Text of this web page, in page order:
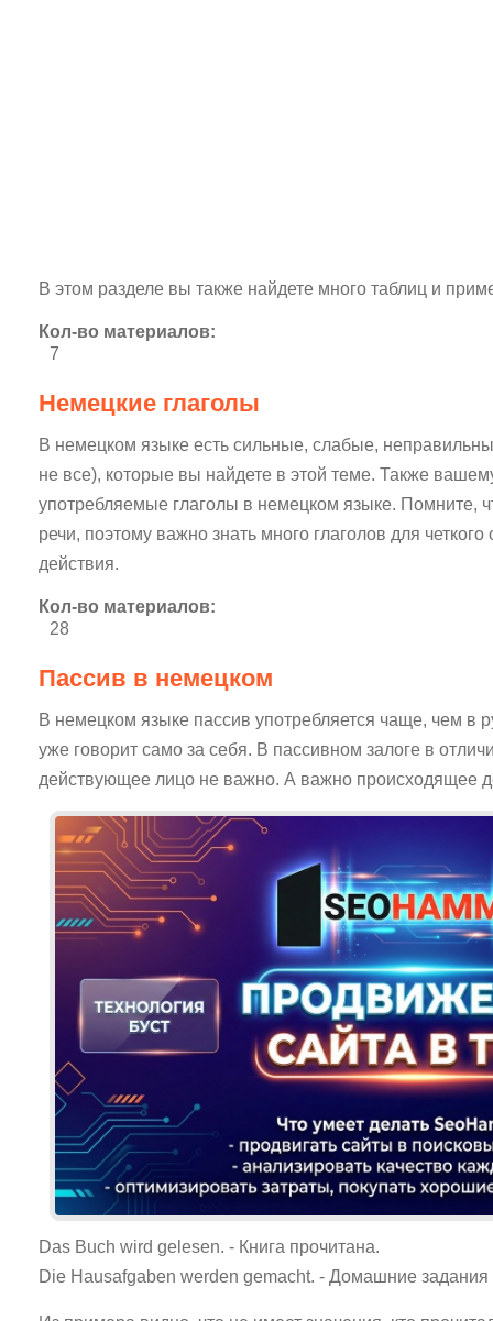
В этом разделе вы также найдете много таблиц и
Кол-во материалов:
7
Немецкие глаголы
В немецком языке есть сильные, слабые,
не все), которые вы найдете в этой теме. Также
употребляемые глаголы в немецком языке. Помните,
речи, поэтому важно знать много глаголов для
действия.
Кол-во материалов:
28
Пассив в немецком
В немецком языке пассив употребляется чаще, чем в
уже говорит само за себя. В пассивном залоге в
действующее лицо не важно. А важно происходящее
Das Buch wird gelesen. - Книга прочитана.
Die Hausafgaben werden gemacht. - Домашние